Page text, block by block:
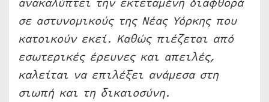
σε αστυνομικούς της Νέας Υόρκης που
κατοικούν εκεί. Καθώς πιέζεται από
εσωτερικές έρευνες και απειλές,
καλείται να επιλέξει ανάμεσα στη
σιωπή και τη δικαιοσύνη.